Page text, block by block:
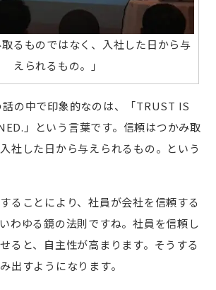
取るものではなく、入社した日から与
えられるもの。」
の中で印象的なのは、「TRUST IS
」という言葉です。信頼はつかみ取
社した日から与えられるもの。という
ることにより、社員が会社を信頼する
わゆる鏡の法則ですね。社員を信頼し
ると、自主性が高まります。そうする
出すようになります。